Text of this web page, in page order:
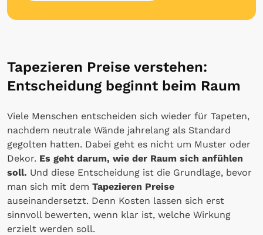
Tapezieren Preise verstehen:
Entscheidung beginnt beim Raum
Viele Menschen entscheiden sich wieder für Tapeten,
nachdem neutrale Wände jahrelang als Standard
gegolten hatten. Dabei geht es nicht um Muster oder
Dekor. Es geht darum, wie der Raum sich anfühlen
soll. Und diese Entscheidung ist die Grundlage, bevor
man sich mit dem Tapezieren Preise
auseinandersetzt. Denn Kosten lassen sich erst
sinnvoll bewerten, wenn klar ist, welche Wirkung
erzielt werden soll.